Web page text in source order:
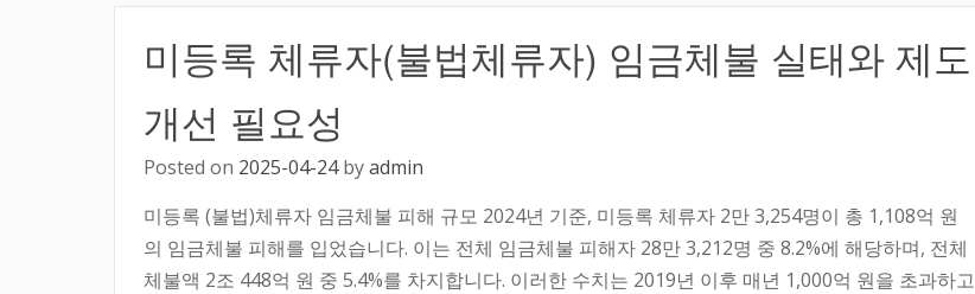
미등록 체류자(불법체류자) 임금체불 실태와 제도
개선 필요성
Posted on 2025-04-24byadmin
미등록 (불법)체류자 임금체불 피해 규모 2024년 기준, 미등록 체류자 2만 3,254명이 총 1,108억 원
의 임금체불 피해를 입었습니다. 이는 전체 임금체불 피해자 28만 3,212명 중 8.2%에 해당하며, 전체
체불액 2조 448억 원 중 5.4%를 차지합니다. 이러한 수치는 2019년 이후 매년 1,000억 원을 초과하고